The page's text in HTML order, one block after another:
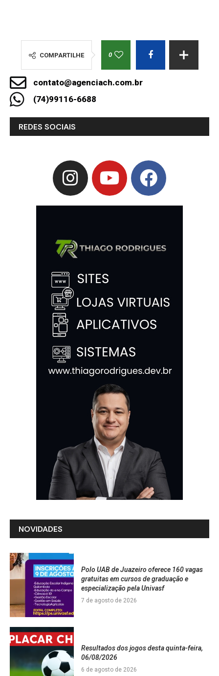
COMPARTILHE 0
contato@agenciach.com.br
(74)99116-6688
REDES SOCIAIS
NOVIDADES
Polo UAB de Juazeiro oferece 160 vagas
gratuitas em cursos de graduação e
especialização pela Univasf
7 de agosto de 2026
Resultados dos jogos desta quinta-feira,
06/08/2026
6 de agosto de 2026